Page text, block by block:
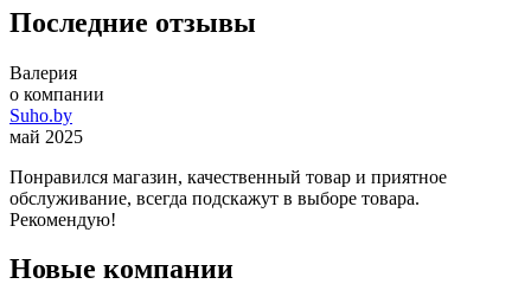
Последние отзывы
Валерия
о компании
Suho.by
май 2025
Понравился магазин, качественный товар и приятное
обслуживание, всегда подскажут в выборе товара.
Рекомендую!
Новые компании